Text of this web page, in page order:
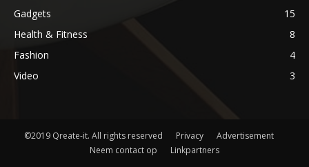
Gadgets
15
Health & Fitness
8
Fashion
4
Video
3
©2019 Qreate-it. All rights reserved Privacy
Advertisement
Neem contact op
Linkpartners